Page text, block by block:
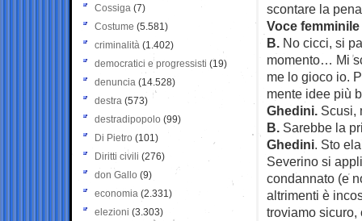
scontare la
Voce
B. No cicci, si
momento… Mi
me lo gioco io.
mente idee più
Ghedini. Scusi,
B. Sarebbe la
Ghedini. Sto
Severino si
condannato (e
altrimenti è
troviamo
Cossiga (7)
Costume (5.581)
criminalità (1.402)
democratici e progressisti (19)
denuncia (14.528)
destra (573)
destradipopolo (99)
Di Pietro (101)
Diritti civili (276)
don Gallo (9)
economia (2.331)
elezioni (3.303)